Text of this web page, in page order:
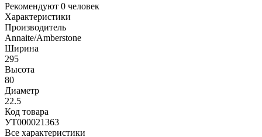
Рекомендуют 0 человек
Характеристики
Производитель
Annaite/Amberstone
Ширина
295
Высота
80
Диаметр
22.5
Код товара
УТ000021363
Все характеристики